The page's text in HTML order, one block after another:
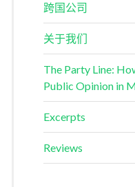
跨国公司
关于我们
The Party Line:
Public Opinion in
Excerpts
Reviews